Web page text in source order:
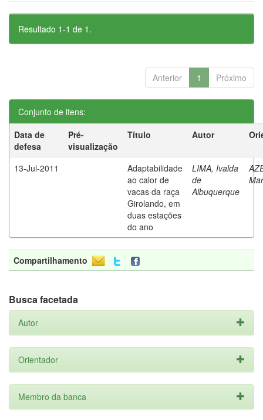
Resultado 1-1 de 1.
Anterior 1 Próximo
Conjunto de itens:
Data de
defesa
Pré-
visualização
Título Autor
13-Jul-2011
Adaptabilidade
ao calor de
vacas da raça
Girolando, em
duas estações
do ano
LIMA, Ivalda
de
Albuquerque
Compartilhamento
Busca facetada
Autor
Orientador
Membro da banca